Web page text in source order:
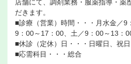
店舗にて、調剤業務・服薬指導・薬
だきます。
■診療（営業）時間・・・月水金／9
9：00～17：00、土／9：00～13：
■休診（定休）日・・・日曜日、祝日
■応需科目・・・総合